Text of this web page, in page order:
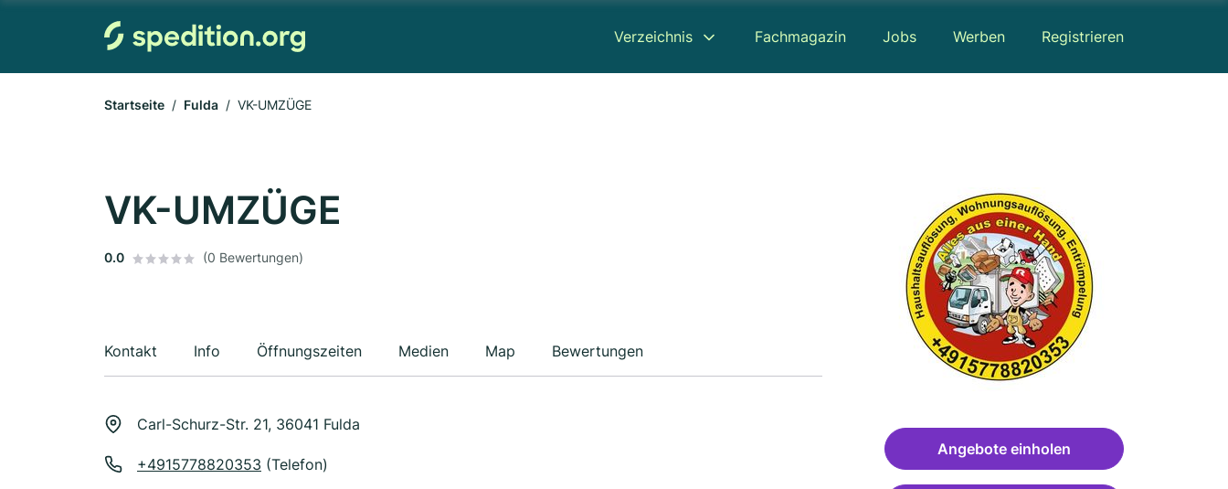
Verzeichnis Fachmagazin Jobs Werben Registrieren
Startseite Fulda VK-UMZÜGE
VK-UMZÜGE
0.0 (0 Bewertungen)
Kontakt Info Öffnungszeiten Medien Map Bewertungen
Carl-Schurz-Str. 21, 36041 Fulda
+4915778820353 (Telefon)
Angebote einholen